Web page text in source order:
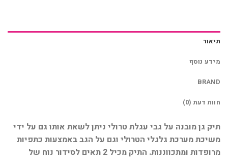
תיאור
מידע נוסף
BRAND
חוות דעת (0)
תיק גן מובנה על גבי עגלת טרולי ניתן לשאת אותו גם על ידי
משיכת מערכת גלגלי הטרולי וגם על הגב באמצעות כתפיות
מרופדות ומתכווננות. התיק מכיל 2 תאים לסידור נוח של